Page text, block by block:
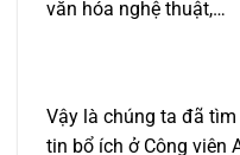
văn hóa nghệ thuật,…
Vậy là chúng ta đã
tin bổ ích ở Công viên